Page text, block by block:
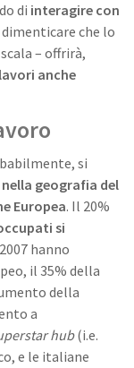
di interagire con
dimenticare che lo
– offrirà,
anche
si
geografia del
Europea. Il 20%
si
hanno
il 35% della
della
a
hub(i.e.
e le italiane